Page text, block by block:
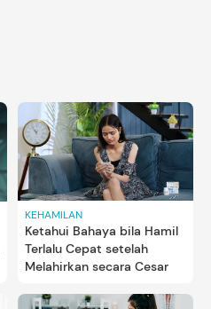
KEHAMILAN
Ketahui Bahaya bila Hamil
Terlalu Cepat setelah
Melahirkan secara Cesar